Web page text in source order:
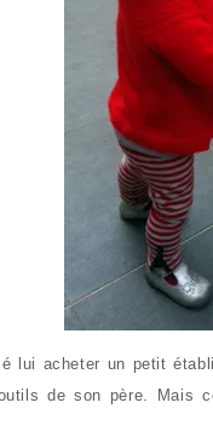
lui acheter un petit
de son père. Mais